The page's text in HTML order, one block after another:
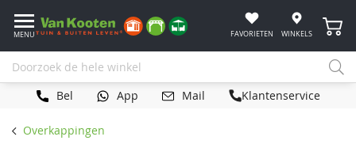
MENU FAVORIETEN WINKELS
Bel App Mail Klantenservice
Overkappingen